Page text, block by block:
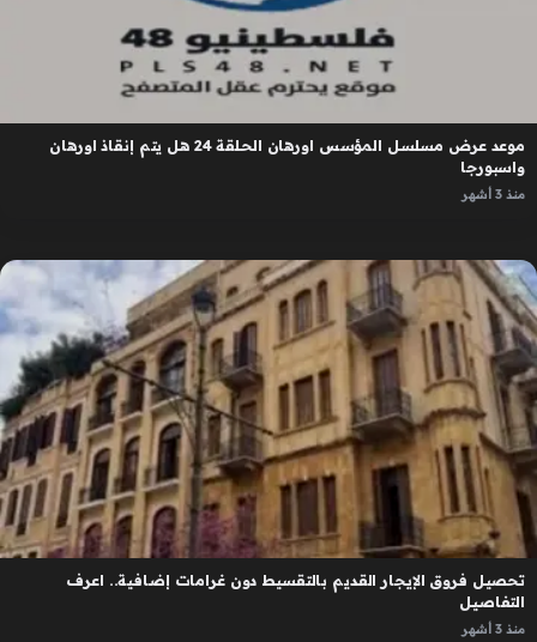
موعد عرض مسلسل المؤسس اورهان الحلقة 24 هل يتم إنقاذ اورهان
واسبورجا
منذ 3 أشهر
تحصيل فروق الإيجار القديم بالتقسيط دون غرامات إضافية.. اعرف
التفاصيل
منذ 3 أشهر